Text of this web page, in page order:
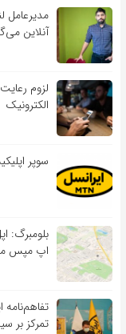
مدیرعامل
آنلاین
لزوم
الکترونیک
سوپر
بلومبرگ:
اپ مپس
تمرکز بر